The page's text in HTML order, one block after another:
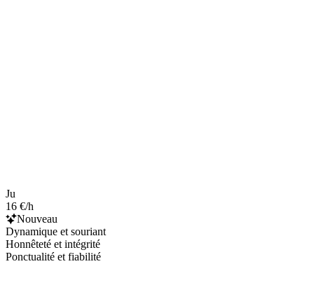
Ju
16 €/h
Nouveau
Dynamique et souriant
Honnêteté et intégrité
Ponctualité et fiabilité